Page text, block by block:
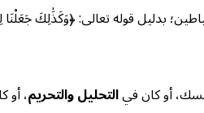
بدليل قوله تعالى: ﴿وَكَذَٰلِكَ
أو كان فيالتحليل والتحريم، أو